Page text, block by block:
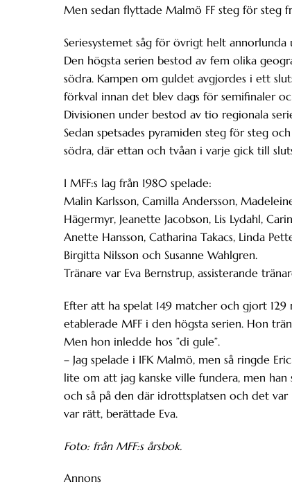
Men sedan flyttade Malmö FF steg för steg
Seriesystemet såg för övrigt helt
Den högsta serien bestod av fem olika
södra. Kampen om guldet avgjordes i ett
förkval innan det blev dags för semifinaler
Divisionen under bestod av tio regionala
Sedan spetsades pyramiden steg för steg
södra, där ettan och tvåan i varje gick till
I MFF:s lag från 1980 spelade:
Malin Karlsson, Camilla Andersson,
Hägermyr, Jeanette Jacobson, Lis Lydahl,
Anette Hansson, Catharina Takacs, Linda
Birgitta Nilsson och Susanne Wahlgren.
Tränare var Eva Bernstrup, assisterande
Efter att ha spelat 149 matcher och gjort
etablerade MFF i den högsta serien. Hon
Men hon inledde hos ”di gule”.
– Jag spelade i IFK Malmö, men så ringde
lite om att jag kanske ville fundera, men
och så på den där idrottsplatsen och det
var rätt, berättade Eva.
Foto: från MFF:s årsbok.
Annons